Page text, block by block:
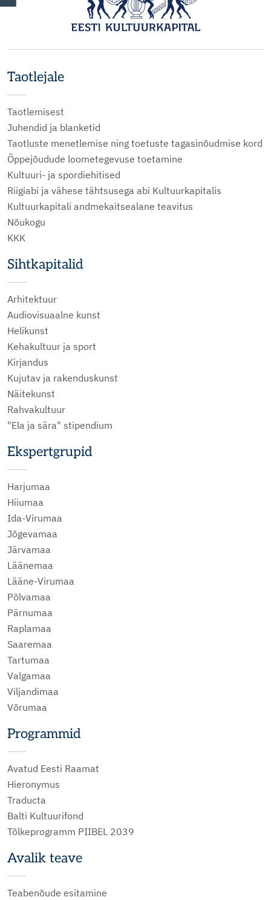
Taotlejale
Taotlemisest
Juhendid ja blanketid
Taotluste menetlemise ning toetuste tagasinõudmise kord
Õppejõudude loometegevuse toetamine
Kultuuri- ja spordiehitised
Riigiabi ja vähese tähtsusega abi Kultuurkapitalis
Kultuurkapitali andmekaitsealane teavitus
Nõukogu
KKK
Sihtkapitalid
Arhitektuur
Audiovisuaalne kunst
Helikunst
Kehakultuur ja sport
Kirjandus
Kujutav ja rakenduskunst
Näitekunst
Rahvakultuur
"Ela ja sära" stipendium
Ekspertgrupid
Harjumaa
Hiiumaa
Ida-Virumaa
Jõgevamaa
Järvamaa
Läänemaa
Lääne-Virumaa
Põlvamaa
Pärnumaa
Raplamaa
Saaremaa
Tartumaa
Valgamaa
Viljandimaa
Võrumaa
Programmid
Avatud Eesti Raamat
Hieronymus
Traducta
Balti Kultuurifond
Tõlkeprogramm PIIBEL 2039
Avalik teave
Teabenõude esitamine